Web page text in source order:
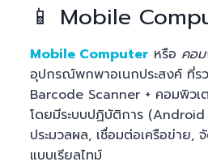
📱 Mobile
Mobile Computer หรือ คอ
อุปกรณ์พกพาอเนกประสงค์ ที่ร
Barcode Scanner + คอมพิวเต
โดยมีระบบปฏิบัติการ
ประมวลผล, เชื่อมต่อเครือข่าย,
แบบเรียลไทม์